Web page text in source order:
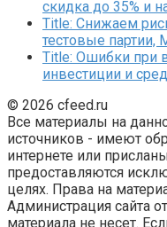
скидка до 35% и
Title: Снижаем
тестовые партии,
Title: Ошибки при
инвестиции и
© 2026 cfeed.ru
Все материалы на
источников - имеют
интернете или
предоставляются
целях. Права на
Администрация сайта
материала не несет.